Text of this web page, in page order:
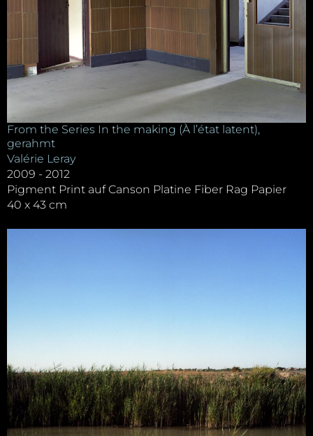
From the Series In the making (À l’état latent),
gerahmt
Valérie Leray
2009 - 2012
Pigment Print auf Canson Platine Fiber Rag Papier
40 x 43 cm